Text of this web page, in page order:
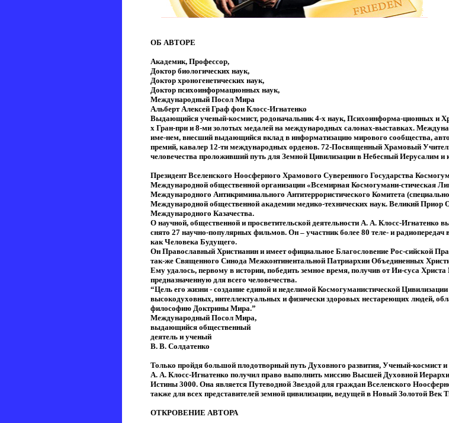
ОБ АВТОРЕ
Академик, Профессор,
Доктор биологических наук,
Доктор хроногенетических наук,
Доктор психоинформационных наук,
Международный Посол Мира
Альберт Алексей Граф фон Клосс-Игнатенко
Выдающийся ученый-космист, родоначальник 4-х наук, Психоинформа-ционных и
х Гран-при и 8-ми золотых медалей на международных салонах-выставках.
име-нем, внесший выдающийся вклад в информатизацию мирового сообщества,
премий, кавалер 12-ти международных орденов. 72-Посвященный Храмовый
человечества проложивший путь для Земной Цивилизации в Небесный Иерусалим и
Президент Вселенского Ноосферного Храмового Суверенного Государства
Международной общественной организации «Всемирная Космогумани-стическая
Международного Антикриминального Антитеррористического Комитета
Международной общественной академии медико-технических наук. Великий
Международного Казачества.
О научной, общественной и просветительской деятельности А. А. Клосс-Игнатенко
снято 27 научно-популярных фильмов. Он – участник более 80 теле- и
как Человека Будущего.
Он Православный Христианин и имеет официальное Благословение Рос-сийской
так-же Священного Синода Межконтинентальной Патриархии Объединенных
Ему удалось, первому в истории, победить земное время, получив от Ии-суса
предназначенную для всего человечества.
“Цель его жизни - создание единой и неделимой Космогуманистической
высокодуховных, интеллектуальных и физически здоровых нестареющих людей,
философию Доктрины Мира.”
Международный Посол Мира,
выдающийся общественный
деятель и ученый
В. В. Солдатенко
Только пройдя большой плодотворный путь Духовного развития, Ученый-
А. А. Клосс-Игнатенко получил право выполнить миссию Высшей Духовной
Истины 3000. Она является Путеводной Звездой для граждан Вселенского
также для всех представителей земной цивилизации, ведущей в Новый Золотой Век
ОТКРОВЕНИЕ АВТОРА